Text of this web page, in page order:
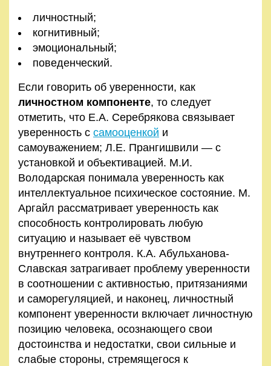
личностный;
когнитивный;
эмоциональный;
поведенческий.
Если говорить об уверенности, как
личностном компоненте, то следует
отметить, что Е.А. Серебрякова связывает
уверенность с самооценкой и
самоуважением; Л.Е. Прангишвили — с
установкой и объективацией. М.И.
Володарская понимала уверенность как
интеллектуальное психическое состояние. М.
Аргайл рассматривает уверенность как
способность контролировать любую
ситуацию и называет её чувством
внутреннего контроля. К.А. Абульханова-
Славская затрагивает проблему уверенности
в соотношении с активностью, притязаниями
и саморегуляцией, и наконец, личностный
компонент уверенности включает личностную
позицию человека, осознающего свои
достоинства и недостатки, свои сильные и
слабые стороны, стремящегося к